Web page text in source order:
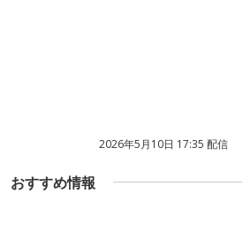
2026年5月10日 17:35 配信
おすすめ情報